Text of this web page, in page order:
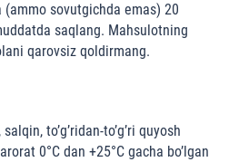
sovutgichda emas) 20
saqlang. Mahsulotning
qarovsiz qoldirmang.
to’g’ridan-to’g’ri quyosh
0°С dan +25°С gacha bo’lgan